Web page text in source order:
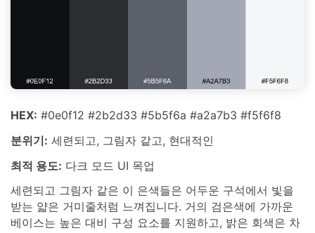
HEX: #0e0f12 #2b2d33 #5b5f6a #a2a7b3 #f5f6f8
분위기: 세련되고, 그림자 같고, 현대적인
최적 용도: 다크 모드 UI 목업
세련되고 그림자 같은 이 은색들은 어두운 구석에서 빛을
받는 얇은 거미줄처럼 느껴집니다. 거의 검은색에 가까운
베이스는 높은 대비 구성 요소를 지원하고, 밝은 회색은 차